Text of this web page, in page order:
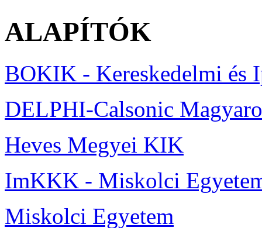
ALAPÍTÓK
BOKIK - Kereskedelmi és
DELPHI-Calsonic
Heves Megyei KIK
ImKKK - Miskolci
Miskolci Egyetem